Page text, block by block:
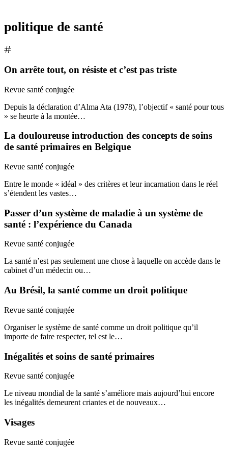
politique de santé
On arrête tout, on résiste et c’est pas triste
Revue santé conjugée
Depuis la déclaration d’Alma Ata (1978), l’objectif « santé pour tous
» se heurte à la montée…
La douloureuse introduction des concepts de soins
de santé primaires en Belgique
Revue santé conjugée
Entre le monde « idéal » des critères et leur incarnation dans le réel
s’étendent les vastes…
Passer d’un système de maladie à un système de
santé : l’expérience du Canada
Revue santé conjugée
La santé n’est pas seulement une chose à laquelle on accède dans le
cabinet d’un médecin ou…
Au Brésil, la santé comme un droit politique
Revue santé conjugée
Organiser le système de santé comme un droit politique qu’il
importe de faire respecter, tel est le…
Inégalités et soins de santé primaires
Revue santé conjugée
Le niveau mondial de la santé s’améliore mais aujourd’hui encore
les inégalités demeurent criantes et de nouveaux…
Visages
Revue santé conjugée